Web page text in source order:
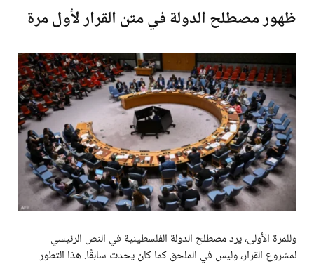
ظهور مصطلح الدولة في متن القرار لأول مرة
وللمرة الأولى، يرد مصطلح الدولة الفلسطينية في النص الرئيسي
لمشروع القرار، وليس في الملحق كما كان يحدث سابقًا. هذا التطور